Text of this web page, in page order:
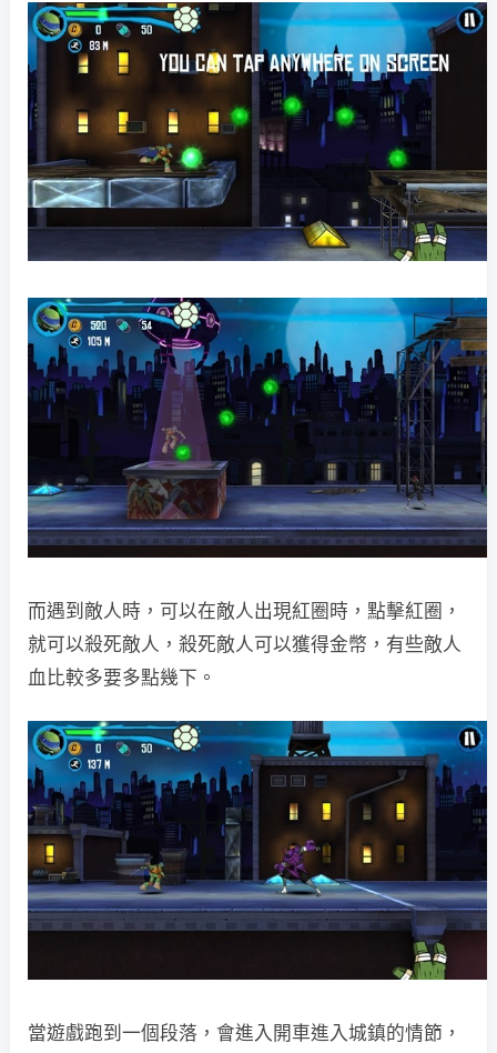
而遇到敵人時，可以在敵人出現紅圈時，點擊紅圈，
就可以殺死敵人，殺死敵人可以獲得金幣，有些敵人
血比較多要多點幾下。
當遊戲跑到一個段落，會進入開車進入城鎮的情節，